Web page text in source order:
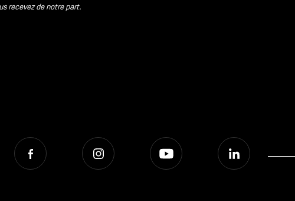
recevez de notre part.
Facebook Instagram